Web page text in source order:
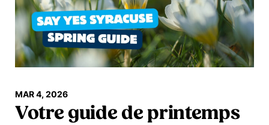
MAR 4, 2026
Votre guide de printemps